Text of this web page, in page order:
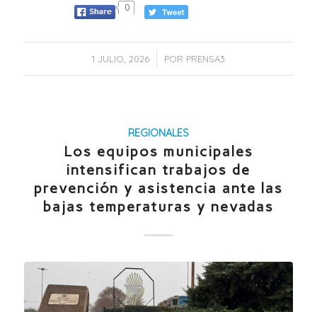
0
1 JULIO, 2026
/ POR PRENSA3
REGIONALES
Los equipos municipales
intensifican trabajos de
prevención y asistencia ante las
bajas temperaturas y nevadas